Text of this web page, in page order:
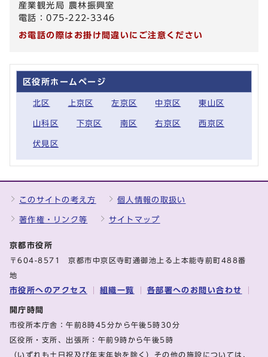
産業観光局 農林振興室
電話：075-222-3346
お電話の際はお掛け間違いにご注意ください
区役所ホームページ
北区 上京区 左京区 中京区 東山区
山科区 下京区 南区 右京区 西京区
伏見区
このサイトの考え方 個人情報の取扱い
著作権・リンク等 サイトマップ
京都市役所
〒604-8571 京都市中京区寺町通御池上る上本能寺前町488番
地
市役所へのアクセス 組織一覧 各部署へのお問い合わせ
開庁時間
市役所本庁舎：午前8時45分から午後5時30分
区役所・支所、出張所：午前9時から午後5時
（いずれも土日祝及び年末年始を除く）その他の施設については、